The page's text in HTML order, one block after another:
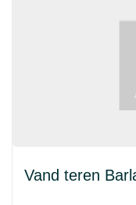
Vand teren